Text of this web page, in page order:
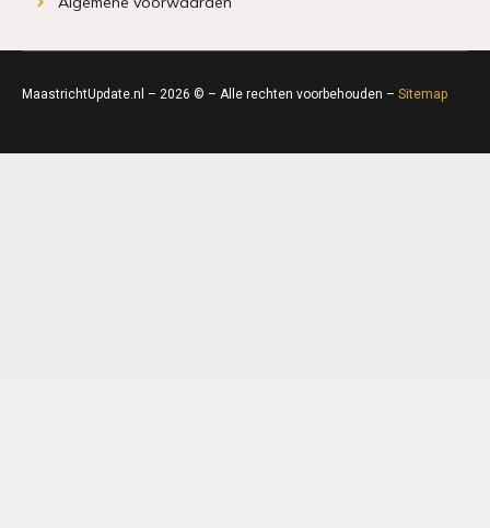
MaastrichtUpdate.nl – 2026 © – Alle rechten voorbehouden – Sitemap